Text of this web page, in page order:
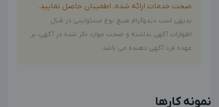
صحت خدمات ارائه شده، اطمینان حاصل نمایید.
بدیهی است دیدوگرام هیچ نوع مسئولیتی در قبال
اظهارات آگهی نداشته و صحت موارد ذکر شده در آگهی، بر
عهده فرد آگهی دهنده می باشد.
نمونه کارها